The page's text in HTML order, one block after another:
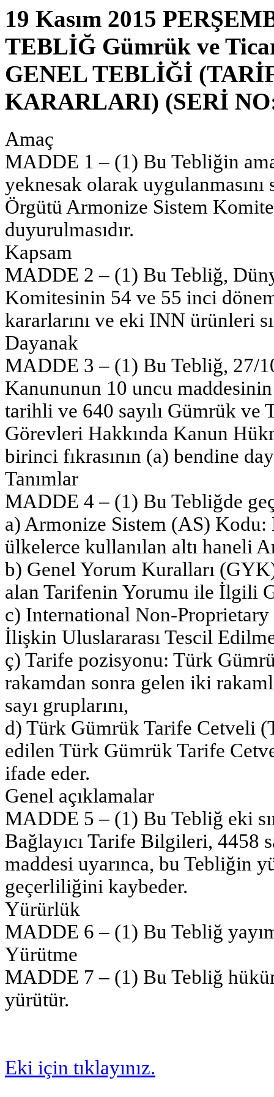
19 Kasım 2015
TEBLİĞ Gümrük ve
GENEL TEBLİĞİ
KARARLARI) (SERİ
Amaç
MADDE 1 – (1) Bu Tebliğin
yeknesak olarak
Örgütü Armonize Sistem
duyurulmasıdır.
Kapsam
MADDE 2 – (1) Bu Tebliğ,
Komitesinin 54 ve 55 inci dönem
kararlarını ve eki INN ürünleri
Dayanak
MADDE 3 – (1) Bu Tebliğ, 27/
Kanununun 10 uncu
tarihli ve 640 sayılı Gümrük ve
Görevleri Hakkında Kanun
birinci fıkrasının (a) bendine
Tanımlar
MADDE 4 – (1) Bu Tebliğde
a) Armonize Sistem (AS)
ülkelerce kullanılan altı haneli
b) Genel Yorum Kuralları
alan Tarifenin Yorumu ile İlgili
c) International Non-
İlişkin Uluslararası Tescil
ç) Tarife pozisyonu: Türk
rakamdan sonra gelen iki
sayı gruplarını,
d) Türk Gümrük Tarife Cetveli
edilen Türk Gümrük Tarife
ifade eder.
Genel açıklamalar
MADDE 5 – (1) Bu Tebliğ eki
Bağlayıcı Tarife Bilgileri, 4458
maddesi uyarınca, bu Tebliğin
geçerliliğini kaybeder.
Yürürlük
MADDE 6 – (1) Bu Tebliğ
Yürütme
MADDE 7 – (1) Bu Tebliğ
yürütür.
Eki için tıklayınız.